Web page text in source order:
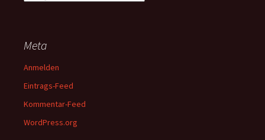
Meta
Anmelden
Eintrags-Feed
Kommentar-Feed
WordPress.org